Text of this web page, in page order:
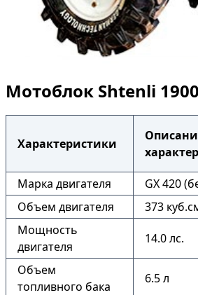
Мотоблок Shtenli
Характеристики
Марка двигателя
GX 420
Объем двигателя
373
Мощность
двигателя
14.0 лс.
Объем
топливного бака
6.5 л